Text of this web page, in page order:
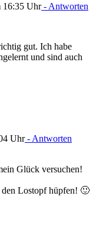
16:35 Uhr- Antworten
gut. Ich habe
und sind auch
Uhr- Antworten
Glück versuchen!
Lostopf hüpfen! 🙂